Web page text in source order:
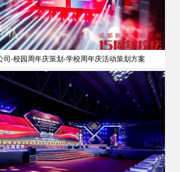
司-校园周年庆策划-学校周年庆活动策划方案